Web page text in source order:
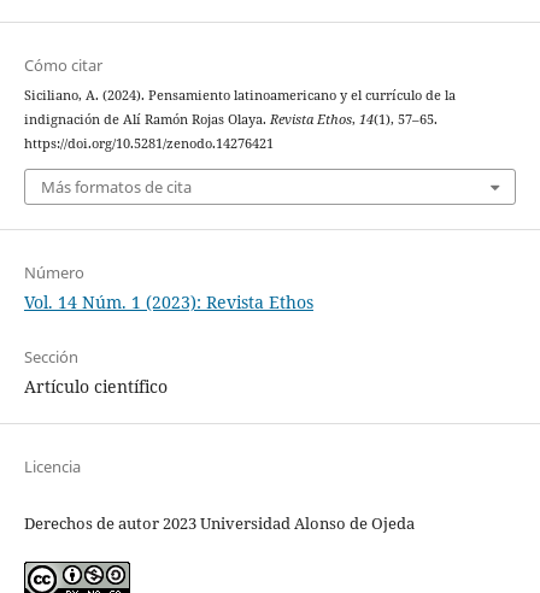
Cómo citar
Siciliano, A. (2024). Pensamiento latinoamericano y el currículo de la
indignación de Alí Ramón Rojas Olaya. Revista Ethos, 14(1), 57–65.
https://doi.org/10.5281/zenodo.14276421
Más formatos de cita
Número
Vol. 14 Núm. 1 (2023): Revista Ethos
Sección
Artículo científico
Licencia
Derechos de autor 2023 Universidad Alonso de Ojeda